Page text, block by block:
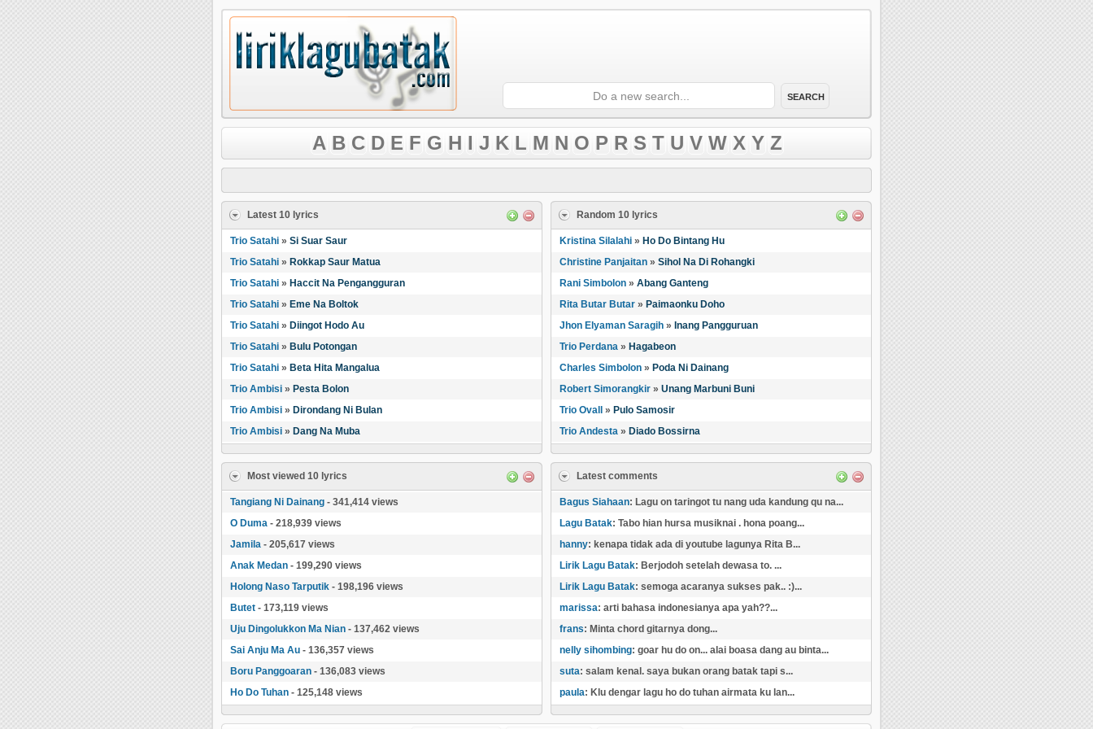
A B C D E F G H I J K L M N O P R S T U V W X Y Z
Latest 10 lyrics
Trio Satahi » Si Suar Saur
Trio Satahi » Rokkap Saur Matua
Trio Satahi » Haccit Na Pengangguran
Trio Satahi » Eme Na Boltok
Trio Satahi » Diingot Hodo Au
Trio Satahi » Bulu Potongan
Trio Satahi » Beta Hita Mangalua
Trio Ambisi » Pesta Bolon
Trio Ambisi » Dirondang Ni Bulan
Trio Ambisi » Dang Na Muba
Most viewed 10 lyrics
Tangiang Ni Dainang - 341,414 views
O Duma - 218,939 views
Jamila - 205,617 views
Anak Medan - 199,290 views
Holong Naso Tarputik - 198,196 views
Butet - 173,119 views
Uju Dingolukkon Ma Nian - 137,462 views
Sai Anju Ma Au - 136,357 views
Boru Panggoaran - 136,083 views
Ho Do Tuhan - 125,148 views
Random 10 lyrics
Kristina Silalahi » Ho Do Bintang Hu
Christine Panjaitan » Sihol Na Di Rohangki
Rani Simbolon » Abang Ganteng
Rita Butar Butar » Paimaonku Doho
Jhon Elyaman Saragih » Inang Pangguruan
Trio Perdana » Hagabeon
Charles Simbolon » Poda Ni Dainang
Robert Simorangkir » Unang Marbuni Buni
Trio Ovall
» Pulo Samosir
Trio Andesta » Diado Bossirna
Latest comments
Bagus Siahaan: Lagu on taringot tu nang uda kandung qu na...
Lagu Batak: Tabo hian hursa musiknai . hona poang...
hanny: kenapa tidak ada di youtube lagunya Rita B...
Lirik Lagu Batak: Berjodoh setelah dewasa to. ...
Lirik Lagu Batak: semoga acaranya sukses pak.. :)...
marissa: arti bahasa indonesianya apa yah??...
frans: Minta chord gitarnya dong...
nelly sihombing: goar hu do on... alai boasa dang au binta...
suta: salam kenal. saya bukan orang batak tapi s...
paula: Klu dengar lagu ho do tuhan airmata ku lan...